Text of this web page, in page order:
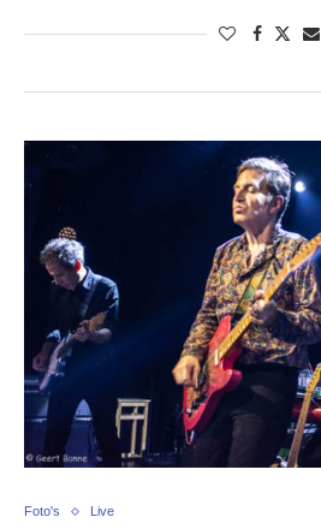
Foto's Live